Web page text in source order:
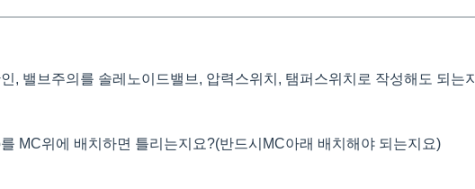
, 밸브주의를 솔레노이드밸브, 압력스위치, 탬퍼스위치로 작성해도 되는지
MC위에 배치하면 틀리는지요?(반드시MC아래 배치해야 되는지요)